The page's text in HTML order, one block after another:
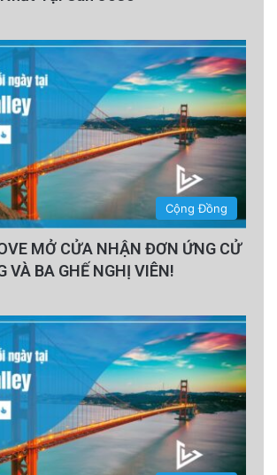
Cộng Đồng
MỞ CỬA NHẬN ĐƠN ỨNG CỬ
VÀ BA GHẾ NGHỊ VIÊN!